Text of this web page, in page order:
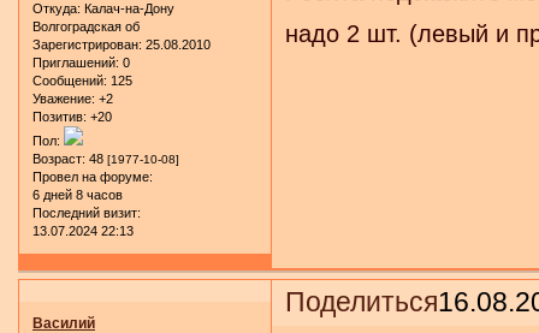
Откуда: Калач-на-Дону
Волгоградская об
Зарегистрирован: 25.08.2010
Приглашений: 0
Сообщений: 125
Уважение: +2
Позитив: +20
Пол:
Возраст: 48 [1977-10-08]
Провел на форуме:
6 дней 8 часов
Последний визит:
13.07.2024 22:13
надо 2 шт. (левый и
Поделиться
Василий